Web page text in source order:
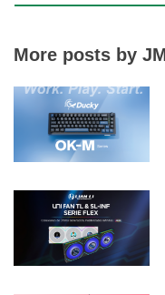
More posts by